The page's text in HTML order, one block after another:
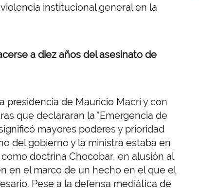
institucional general en la
a diez años del asesinato de
presidencia de Mauricio Macri y con
que declararan la "Emergencia de
mayores poderes y prioridad
del gobierno y la ministra estaba en
doctrina Chocobar, en alusión al
en el marco de un hecho en el que el
Pese a la defensa mediática de